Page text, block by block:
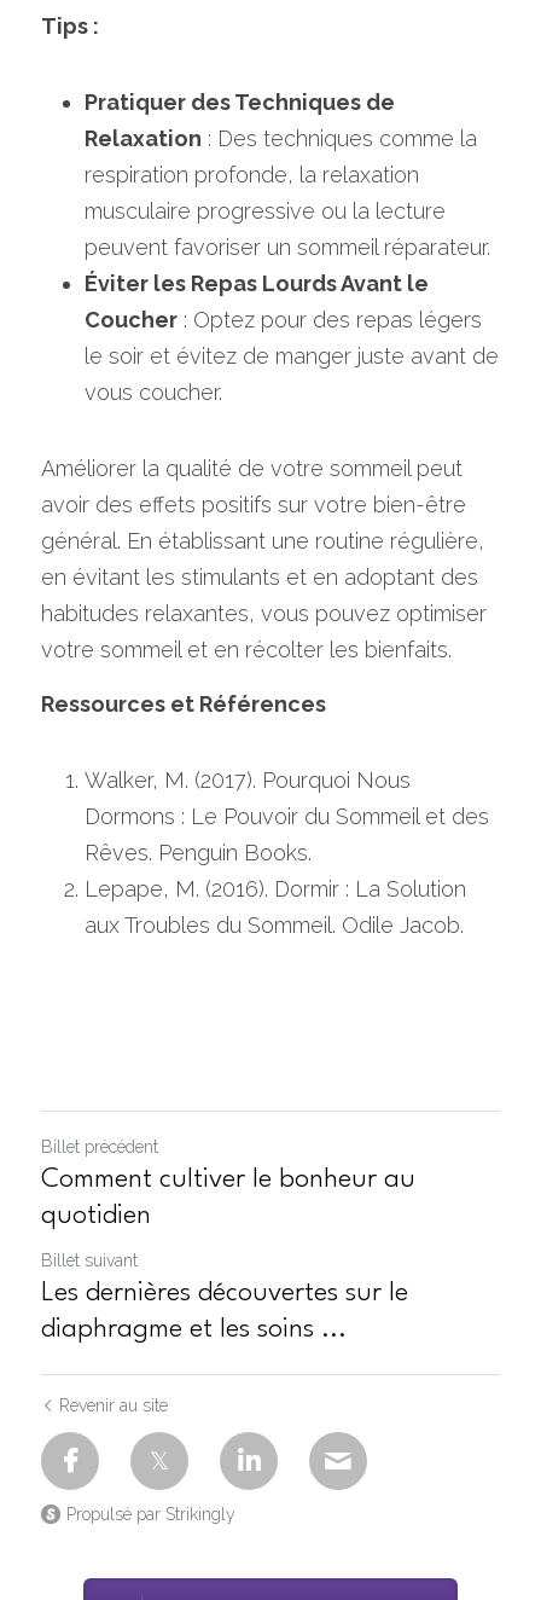
Tips :
Pratiquer des Techniques de
Relaxation : Des techniques comme la
respiration profonde, la relaxation
musculaire progressive ou la lecture
peuvent favoriser un sommeil réparateur.
Éviter les Repas Lourds Avant le
Coucher : Optez pour des repas légers
le soir et évitez de manger juste avant de
vous coucher.
Améliorer la qualité de votre sommeil peut
avoir des effets positifs sur votre bien-être
général. En établissant une routine régulière,
en évitant les stimulants et en adoptant des
habitudes relaxantes, vous pouvez optimiser
votre sommeil et en récolter les bienfaits.
Ressources et Références
Walker, M. (2017). Pourquoi Nous
Dormons : Le Pouvoir du Sommeil et des
Rêves. Penguin Books.
Lepape, M. (2016). Dormir : La Solution
aux Troubles du Sommeil. Odile Jacob.
Billet précédent
Comment cultiver le bonheur au
quotidien
Billet suivant
Les dernières découvertes sur le
diaphragme et les soins ...
Revenir au site
Propulsé par Strikingly